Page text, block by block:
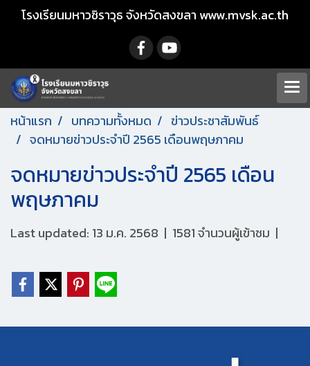
โรงเรียนมหาวชิราวุธ จังหวัดสงขลา www.mvsk.ac.th
หน้าแรก บทความทั้งหมด
ข่าวประชาสัมพันธ์
จดหมายข่าวประจำปี 2565 เดือนพฤษภาคม
จดหมายข่าวประจำปี 2565 เดือน
พฤษภาคม
Last updated: 13 ม.ค. 2568 | 1581 จำนวนผู้เข้าชม |